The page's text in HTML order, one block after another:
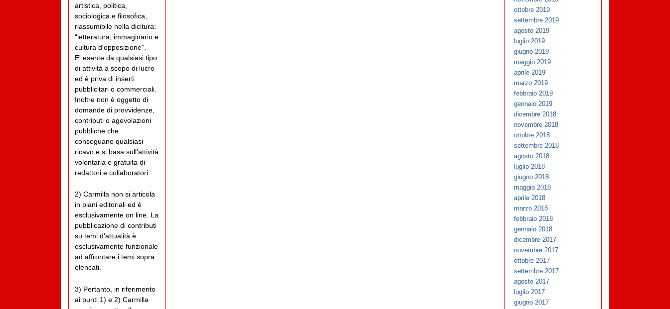
artistica, politica,
sociologica e filosofica,
riassumibile nella dicitura:
“letteratura, immaginario e
cultura d'opposizione”.
E' esente da qualsiasi tipo
di attività a scopo di lucro
ed è priva di inserti
pubblicitari o commerciali.
Inoltre non è oggetto di
domande di provvidenze,
contributi o agevolazioni
pubbliche che
conseguano qualsiasi
ricavo e si basa sull'attività
volontaria e gratuita di
redattori e collaboratori.
2) Carmilla non si articola
in piani editoriali ed è
esclusivamente on line. La
pubblicazione di contributi
su temi d'attualità è
esclusivamente funzionale
ad affrontare i temi sopra
elencati.
3) Pertanto, in riferimento
ai punti 1) e 2) Carmilla
ottobre 2019
settembre 2019
agosto 2019
luglio 2019
giugno 2019
maggio 2019
aprile 2019
marzo 2019
febbraio 2019
gennaio 2019
dicembre 2018
novembre 2018
ottobre 2018
settembre 2018
agosto 2018
luglio 2018
giugno 2018
maggio 2018
aprile 2018
marzo 2018
febbraio 2018
gennaio 2018
dicembre 2017
novembre 2017
ottobre 2017
settembre 2017
agosto 2017
luglio 2017
giugno 2017